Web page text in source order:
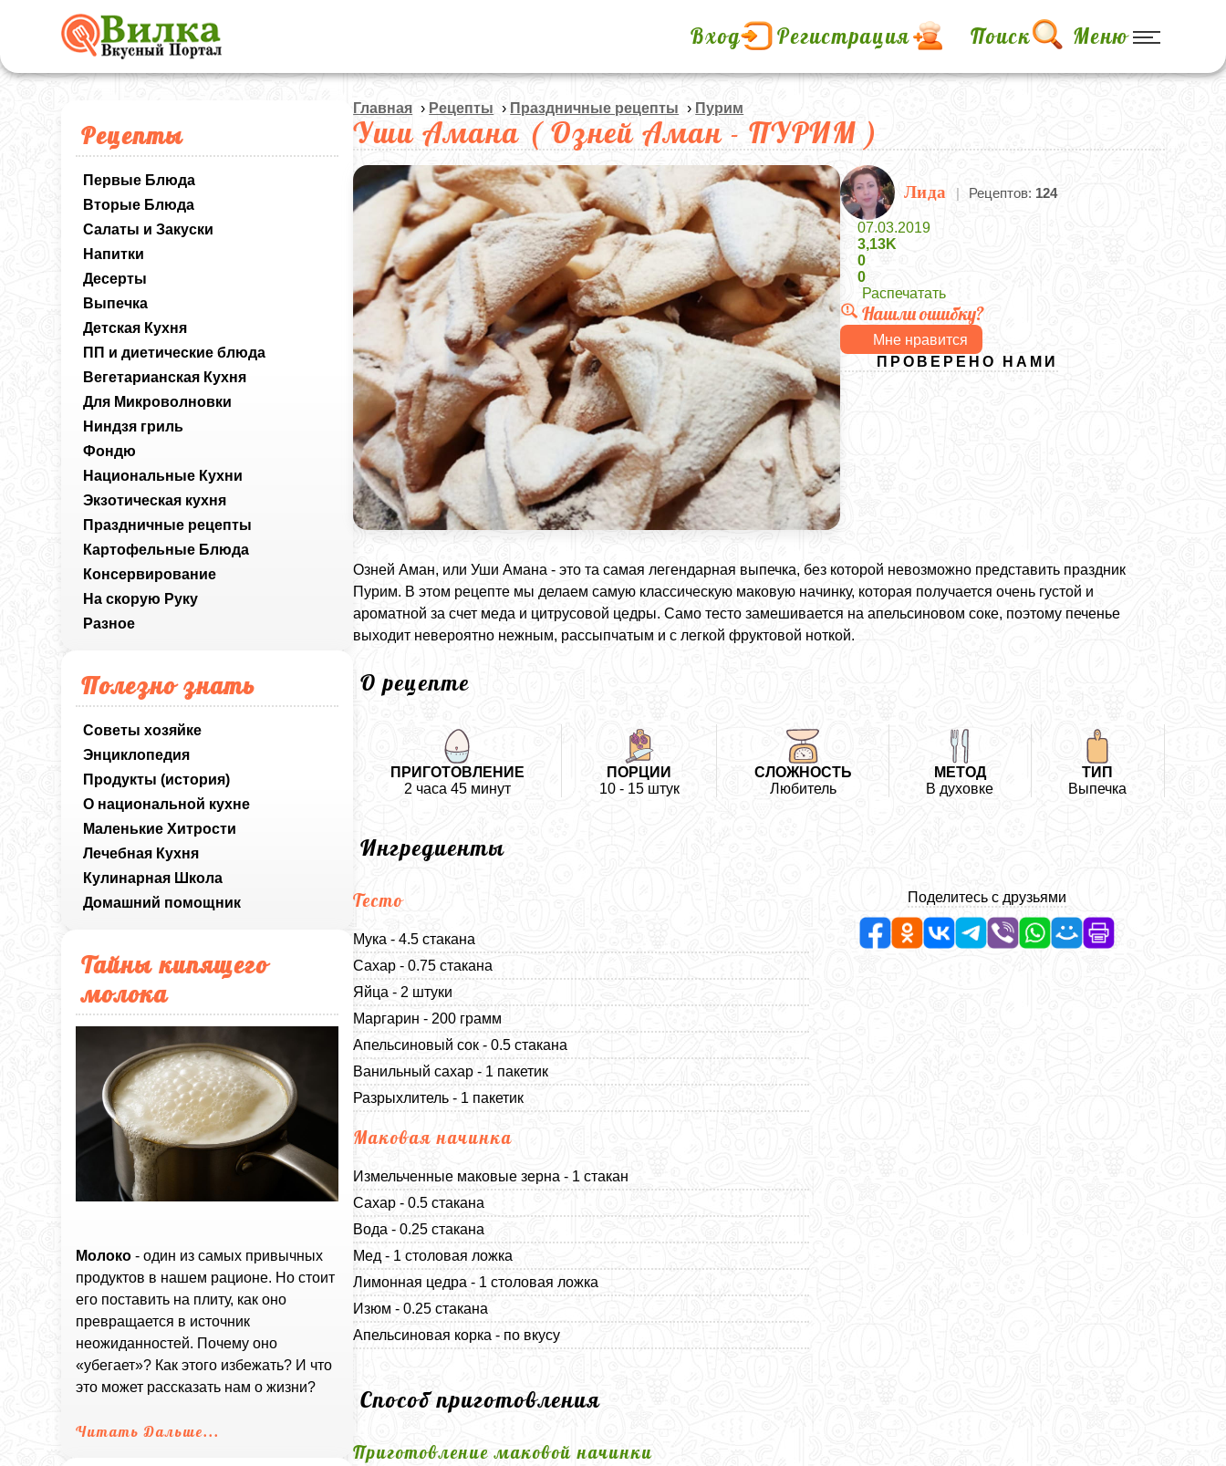
Вход Регистрация Поиск Меню
Рецепты
Первые Блюда
Вторые Блюда
Салаты и Закуски
Напитки
Десерты
Выпечка
Детская Кухня
ПП и диетические блюда
Вегетарианская Кухня
Для Микроволновки
Ниндзя гриль
Фондю
Национальные Кухни
Экзотическая кухня
Праздничные рецепты
Картофельные Блюда
Консервирование
На скорую Руку
Разное
Полезно знать
Советы хозяйке
Энциклопедия
Продукты (история)
О национальной кухне
Маленькие Хитрости
Лечебная Кухня
Кулинарная Школа
Домашний помощник
Тайны кипящего
молока
Молоко - один из самых привычных
продуктов в нашем рационе. Но стоит
его поставить на плиту, как оно
превращается в источник
неожиданностей. Почему оно
«убегает»? Как этого избежать? И что
это может рассказать нам о жизни?
Читать Дальше...
Главная › Рецепты › Праздничные рецепты › Пурим
Уши Амана ( Озней Аман - ПУРИМ )
Лида | Рецептов: 124
07.03.2019
3,13K
0
0
Распечатать
Нашли ошибку?
Мне нравится
ПРОВЕРЕНО НАМИ
Озней Аман, или Уши Амана - это та самая легендарная выпечка, без которой невозможно представить праздник
Пурим. В этом рецепте мы делаем самую классическую маковую начинку, которая получается очень густой и
ароматной за счет меда и цитрусовой цедры. Само тесто замешивается на апельсиновом соке, поэтому печенье
выходит невероятно нежным, рассыпчатым и с легкой фруктовой ноткой.
О рецепте
ПРИГОТОВЛЕНИЕ
2 часа 45 минут
ПОРЦИИ
10 - 15 штук
СЛОЖНОСТЬ
Любитель
МЕТОД
В духовке
ТИП
Выпечка
Ингредиенты
Тесто
Мука - 4.5 стакана
Сахар - 0.75 стакана
Яйца - 2 штуки
Маргарин - 200 грамм
Апельсиновый сок - 0.5 стакана
Ванильный сахар - 1 пакетик
Разрыхлитель - 1 пакетик
Маковая начинка
Измельченные маковые зерна - 1 стакан
Сахар - 0.5 стакана
Вода - 0.25 стакана
Мед - 1 столовая ложка
Лимонная цедра - 1 столовая ложка
Изюм - 0.25 стакана
Апельсиновая корка - по вкусу
Поделитесь с друзьями
Способ приготовления
Приготовление маковой начинки